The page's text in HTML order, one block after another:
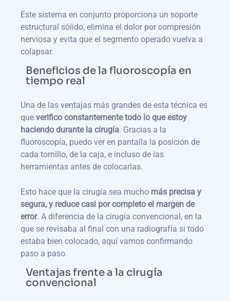
Este sistema en conjunto proporciona un soporte
estructural sólido, elimina el dolor por compresión
nerviosa y evita que el segmento operado vuelva a
colapsar.
Beneficios de la fluoroscopía en
tiempo real
Una de las ventajas más grandes de esta técnica es
que verifico constantemente todo lo que estoy
haciendo durante la cirugía. Gracias a la
fluoroscopía, puedo ver en pantalla la posición de
cada tornillo, de la caja, e incluso de las
herramientas antes de colocarlas.
Esto hace que la cirugía sea mucho más precisa y
segura, y reduce casi por completo el margen de
error. A diferencia de la cirugía convencional, en la
que se revisaba al final con una radiografía si todo
estaba bien colocado, aquí vamos confirmando
paso a paso.
Ventajas frente a la cirugía
convencional